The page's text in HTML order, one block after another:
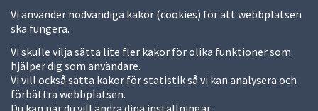
Vi använder nödvändiga kakor (cookies) för att webbplatsen
ska fungera.
Vi skulle vilja sätta lite fler kakor för olika funktioner som
hjälper dig som användare.
Vi vill också sätta kakor för statistik så vi kan analysera och
förbättra webbplatsen.
Du kan när du vill ändra dina inställningar.
Allmänna handlingar och diarium
Behandling av personuppgifter
Kakor
Språk (other languages)